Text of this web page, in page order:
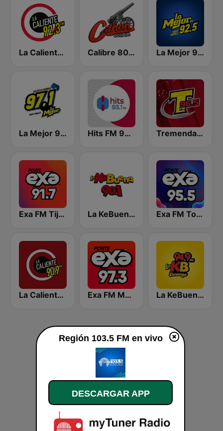
La Caliente 92.3 FM | Torreón Calibre 800 Radio La Mejor 92.5 FM
La Mejor 97.1 FM Hits FM 93.1 Tremenda Durango 96.5 FM
Exa FM Tijuana La KeBuena Zacatecas Exa FM Torreón
La Caliente 90.9 FM | Chihuahua Exa FM Monterrey La KeBuena Durango
Región 103.5 FM en vivo
DESCARGAR APP